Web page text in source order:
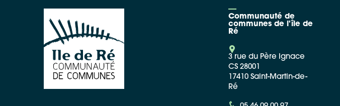
Communauté de
communes de l'île de
Ré
3 rue du Père Ignace
CS 28001
17410 Saint-Martin-de-
Ré